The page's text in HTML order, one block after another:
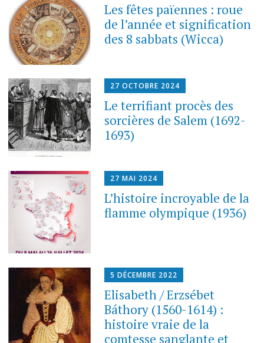
Les fêtes païennes : roue
de l’année et signification
des 8 sabbats (Wicca)
27 OCTOBRE 2024
Le terrifiant procès des
sorcières de Salem (1692-
1693)
27 MAI 2024
L’histoire incroyable de la
flamme olympique (1936)
5 DÉCEMBRE 2022
Elisabeth / Erzsébet
Báthory (1560-1614) :
histoire vraie de la
comtesse sanglante et